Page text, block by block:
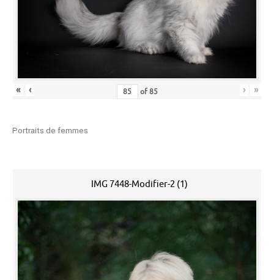
« ‹ of85 › »
Portraits de femmes
IMG 7448-Modifier-2 (1)